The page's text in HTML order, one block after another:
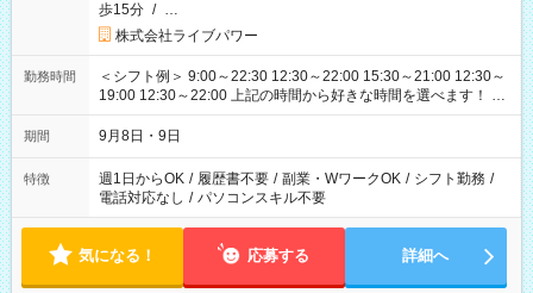
歩15分 / …
株式会社ライブパワー
勤務時間
＜シフト例＞ 9:00～22:30 12:30～22:00 15:30～21:00 12:30～
19:00 12:30～22:00 上記の時間から好きな時間を選べます！ ※
時間は変更となる可能性があります
期間 9月8日・9日
特徴 週1日からOK / 履歴書不要 / 副業・WワークOK / シフト勤務 /
電話対応なし / パソコンスキル不要
気になる！ 応募する 詳細へ